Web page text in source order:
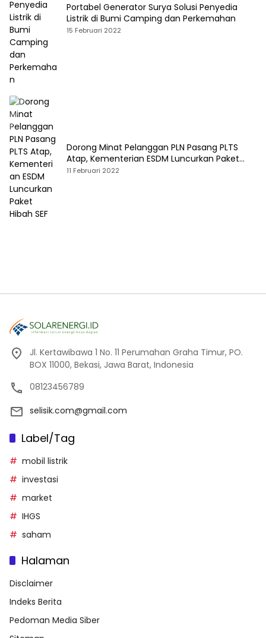
Portabel Generator Surya Solusi Penyedia
Listrik di Bumi Camping dan Perkemahan
15 Februari 2022
Dorong Minat Pelanggan PLN Pasang PLTS
Atap, Kementerian ESDM Luncurkan Paket
Hibah SEF
11 Februari 2022
Jl. Kertawibawa 1 No. 11 Perumahan Graha Timur, PO.
BOX 11000, Bekasi, Jawa Barat, Indonesia
08123456789
selisik.com@gmail.com
Label/Tag
mobil listrik
investasi
market
IHGS
saham
Halaman
Disclaimer
Indeks Berita
Pedoman Media Siber